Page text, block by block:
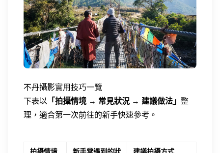
不丹攝影實用技巧一覽
下表以 「拍攝情境 → 常見狀況 → 建議做法」 整
理，適合第一次前往的新手快速參考。